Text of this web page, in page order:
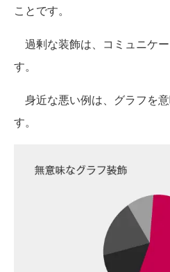
ことです。
過剰な装飾は、コミュニケ
す。
身近な悪い例は、グラフを
す。